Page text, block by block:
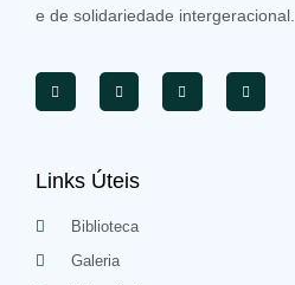
e de solidariedade intergeracional.
Links Úteis
Biblioteca
Galeria